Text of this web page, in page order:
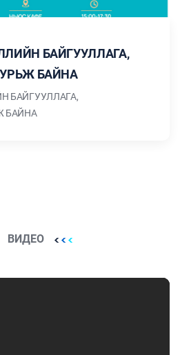
БАЙГУУЛЛАГА,
БАЙНА
БАЙГУУЛЛАГА,
БАЙНА
ВИДЕО